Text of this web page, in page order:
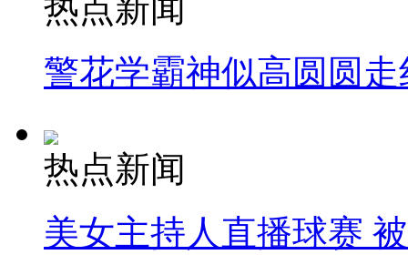
热点新闻
警花学霸神似高圆圆走
热点新闻
美女主持人直播球赛